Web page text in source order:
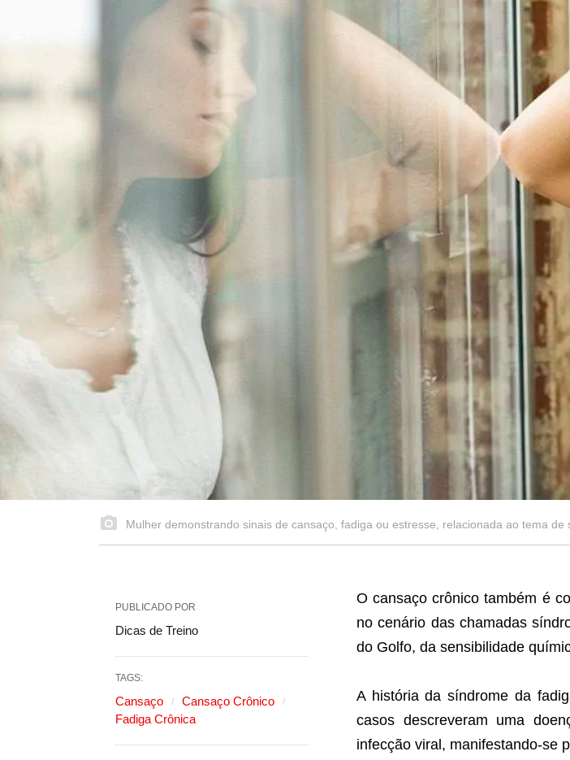
Mulher demonstrando sinais de cansaço, fadiga ou estresse, relacionada ao tema de
O cansaço crônico também é
no cenário das chamadas
do Golfo, da sensibilidade
A história da síndrome da
casos descreveram uma
infecção viral, manifestando-se
PUBLICADO POR
Dicas de Treino
TAGS:
Cansaço
Cansaço Crônico
Fadiga Crônica